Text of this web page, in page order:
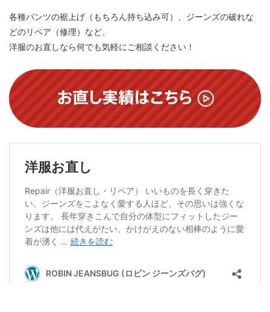
各種パンツの裾上げ（もちろん持ち込み可）、ジーンズの破れな
どのリペア（修理）など、
洋服のお直しなら何でも気軽にご相談ください！